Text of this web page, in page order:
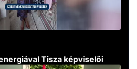
Tisza képviselői